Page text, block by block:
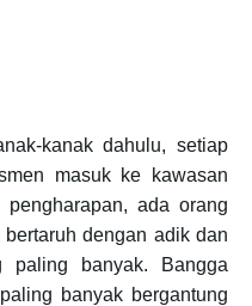
kanak dahulu, setiap
masuk ke kawasan
ada orang
dengan adik dan
banyak. Bangga
banyak bergantung